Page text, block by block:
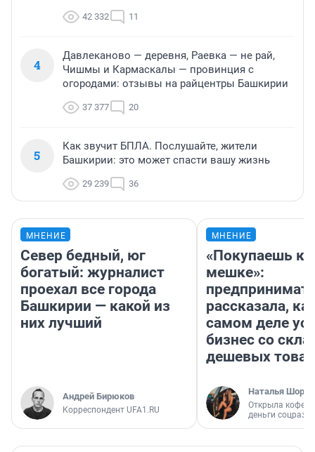
42 332 11
4
Давлеканово — деревня, Раевка — не рай,
Чишмы и Кармаскалы — провинция с
огородами: отзывы на райцентры Башкирии
37 377 20
5
Как звучит БПЛА. Послушайте, жители
Башкирии: это может спасти вашу жизнь
29 239 36
МНЕНИЕ
Север бедный, юг
богатый: журналист
проехал все города
Башкирии — какой из
них лучший
Андрей Бирюков
Корреспондент UFA1.RU
МНЕНИЕ
«Покупаешь
мешке»:
рассказала,
самом деле
бизнес со
дешевых
Наталья
Открыла
деньги